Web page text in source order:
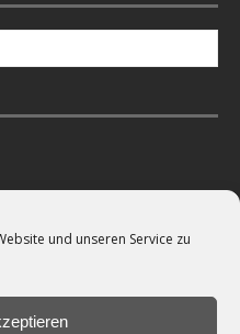
und unseren Service zu